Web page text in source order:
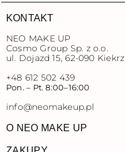
KONTAKT
NEO MAKE UP
Cosmo Group Sp. z o.o.
ul. Dojazd 15, 62-090 Kiekrz
+48 612 502 439
Pon. – Pt. 8:00–16:00
info@neomakeup.pl
O NEO MAKE UP